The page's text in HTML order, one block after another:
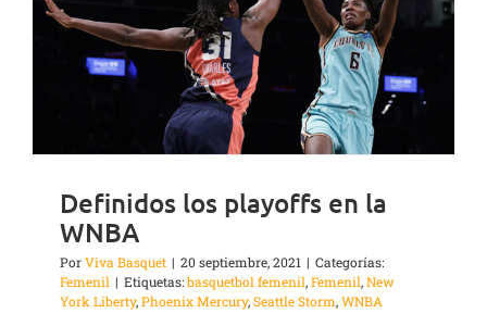
Definidos los playoffs en la
WNBA
PorViva Basquet | 20 septiembre, 2021 | Categorías:
Femenil | Etiquetas:basquetbol femenil,Femenil,New
York Liberty,Phoenix Mercury,Seattle Storm,WNBA